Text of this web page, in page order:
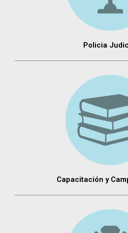
Policia
Capacitación y